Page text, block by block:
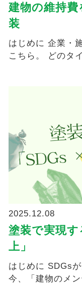
建物の維持
装
はじめに 企業・施設の建物管理でよくある悩みが
2025.12.08
塗装で実現
上」
はじめに SDGsが企業活動の軸になりつつある
今、「建物のメ